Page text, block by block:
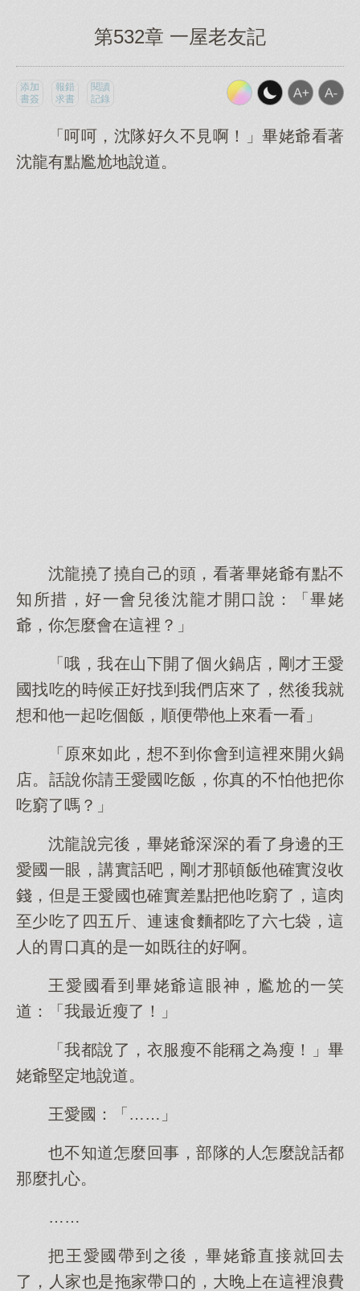
第532章 一屋老友記
添加
書簽
報錯
求書
閱讀
記錄
「呵呵，沈隊好久不見啊！」畢姥爺看著
沈龍有點尷尬地說道。
沈龍撓了撓自己的頭，看著畢姥爺有點不
知所措，好一會兒後沈龍才開口說：「畢姥
爺，你怎麼會在這裡？」
「哦，我在山下開了個火鍋店，剛才王愛
國找吃的時候正好找到我們店來了，然後我就
想和他一起吃個飯，順便帶他上來看一看」
「原來如此，想不到你會到這裡來開火鍋
店。話說你請王愛國吃飯，你真的不怕他把你
吃窮了嗎？」
沈龍說完後，畢姥爺深深的看了身邊的王
愛國一眼，講實話吧，剛才那頓飯他確實沒收
錢，但是王愛國也確實差點把他吃窮了，這肉
至少吃了四五斤、連速食麵都吃了六七袋，這
人的胃口真的是一如既往的好啊。
王愛國看到畢姥爺這眼神，尷尬的一笑
道：「我最近瘦了！」
「我都說了，衣服瘦不能稱之為瘦！」畢
姥爺堅定地說道。
王愛國：「……」
也不知道怎麼回事，部隊的人怎麼說話都
那麼扎心。
……
把王愛國帶到之後，畢姥爺直接就回去
了，人家也是拖家帶口的，大晚上在這裡浪費